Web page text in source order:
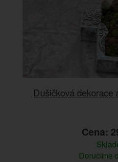
Dušičková dekorace
Cena:
Doručíme